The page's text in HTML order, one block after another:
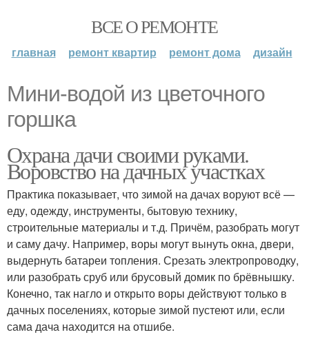
ВСЕ О РЕМОНТЕ
главная ремонт квартир ремонт дома дизайн
Мини-водой из цветочного
горшка
Охрана дачи своими руками.
Воровство на дачных участках
Практика показывает, что зимой на дачах воруют всё —
еду, одежду, инструменты, бытовую технику,
строительные материалы и т.д. Причём, разобрать могут
и саму дачу. Например, воры могут вынуть окна, двери,
выдернуть батареи топления. Срезать электропроводку,
или разобрать сруб или брусовый домик по брёвнышку.
Конечно, так нагло и открыто воры действуют только в
дачных поселениях, которые зимой пустеют или, если
сама дача находится на отшибе.